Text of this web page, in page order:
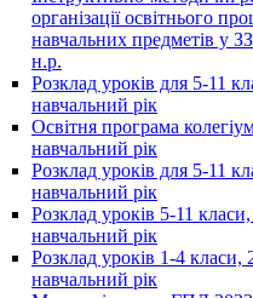
організації освітнього
навчальних предметів у
н.р.
Розклад уроків для 5-11
навчальний рік
Освітня програма
навчальний рік
Розклад уроків для 5-11
навчальний рік
Розклад уроків 5-11
навчальний рік
Розклад уроків 1-4 класи,
навчальний рік